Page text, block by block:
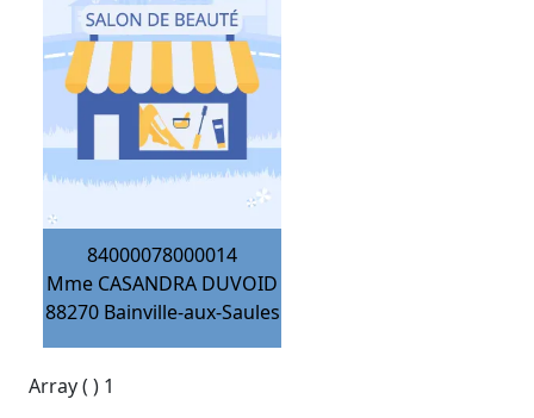
84000078000014
Mme CASANDRA DUVOID
88270 Bainville-aux-Saules
Array ( ) 1